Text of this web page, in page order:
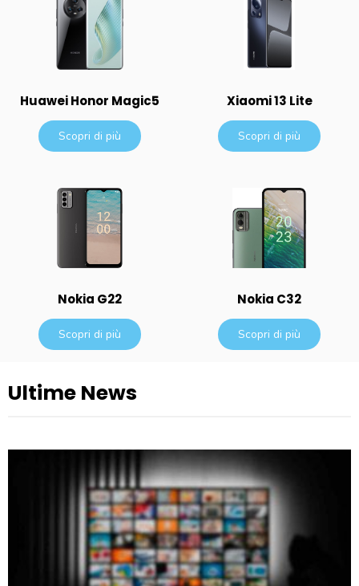
Huawei Honor Magic5
Scopri di più
Xiaomi 13 Lite
Scopri di più
Nokia G22
Scopri di più
Nokia C32
Scopri di più
Ultime News